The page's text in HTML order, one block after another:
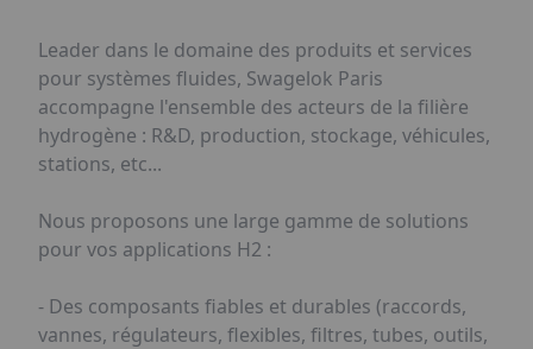
Leader dans le domaine des produits et services
pour systèmes fluides, Swagelok Paris
accompagne l'ensemble des acteurs de la filière
hydrogène : R&D, production, stockage, véhicules,
stations, etc...
Nous proposons une large gamme de solutions
pour vos applications H2 :
- Des composants fiables et durables (raccords,
vannes, régulateurs, flexibles, filtres, tubes, outils,